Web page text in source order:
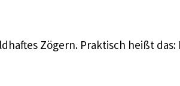
Zögern. Praktisch heißt